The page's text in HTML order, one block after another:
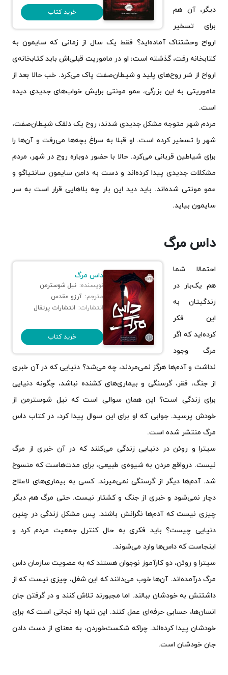
خرید کتاب
دیگر، آن هم
برای تسخیر
ارواح وحشتناک آماده‌اید؟ فقط یک سال از زمانی که سایمون به
کتابخانه رفت، گذشته است؛ او در ماموریت قبلی‌اش باید کتابخانه‌ی
ارواح از شر روح‌های پلید و شیطان‌صفت پاک می‌کرد. خب حالا بعد از
ماموریتی به این بزرگی، عمو مونتی برایش خواب‌های جدیدی دیده
است.
مردم شهر متوجه مشکل جدیدی شدند؛ روح یک دلقک شیطان‌صفت،
شهر را تسخیر کرده است. او قبلا به سراغ بچه‌ها می‌رفت و آن‌ها را
برای شیاطین قربانی می‌کرد. حالا با حضور دوباره‌ روح در شهر، مردم
مشکلات جدیدی پیدا کرده‌اند و دست به دامن سایمون سانتیاگو و
عمو مونتی‌ شده‌اند. باید دید این بار چه بلاهایی قرار است به سر
سایمون بیاید.
داس مرگ
داس مرگ
نویسنده: نیل شوسترمن
مترجم: آرزو مقدس
انتشارات: انتشارات پرتقال
خرید کتاب
احتمالا شما
هم یک‌بار در
زندگیتان به
این فکر
کرده‌اید که اگر
مرگ وجود
نداشت و آدم‌ها هرگز نمی‌مردند، چه می‌شد؟ دنیایی که در آن خبری
از جنگ، فقر، گرسنگی و بیماری‌های کشنده نباشد، چگونه دنیایی
برای زندگی است؟ این همان سوالی است که نیل شوسترمن از
خودش پرسید. جوابی که او برای این سوال پیدا کرد، در کتاب داس
مرگ منتشر شده است.
سیترا و روئن در دنیایی زندگی می‌کنند که در آن خبری از مرگ
نیست. درواقع مردن به شیوه‌ی طبیعی، برای مدت‌هاست که منسوخ
شد. آدم‌ها دیگر از گرسنگی نمی‌میرند. کسی به بیماری‌های لاعلاج
دچار نمی‌شود و خبری از جنگ و کشتار نیست. حتی مرگ هم دیگر
چیزی نیست که آدم‌ها نگرانش باشند. پس مشکل زندگی در چنین
دنیایی چیست؟ باید فکری به حال کنترل جمعیت مردم کرد و
اینجاست که داس‌ها وارد می‌شوند.
سیترا و روئن، دو کارآموز نوجوان هستند که به عضویت سازمان داس
مرگ درآمده‌اند. آن‌ها خوب می‌دانند که این شغل، چیزی نیست که از
داشتنش به خودشان ببالند. اما مجبورند تلاش کنند و در گرفتن جان
انسان‌ها، حسابی حرفه‌ای عمل کنند. این تنها راه نجاتی است که برای
خودشان پیدا کرده‌اند. چراکه شکست‌خوردن، به معنای از دست دادن
جان خودشان است.